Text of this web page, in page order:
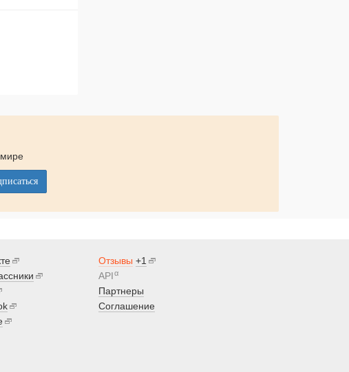
Отзывы +1
APIα
Партнеры
Соглашение